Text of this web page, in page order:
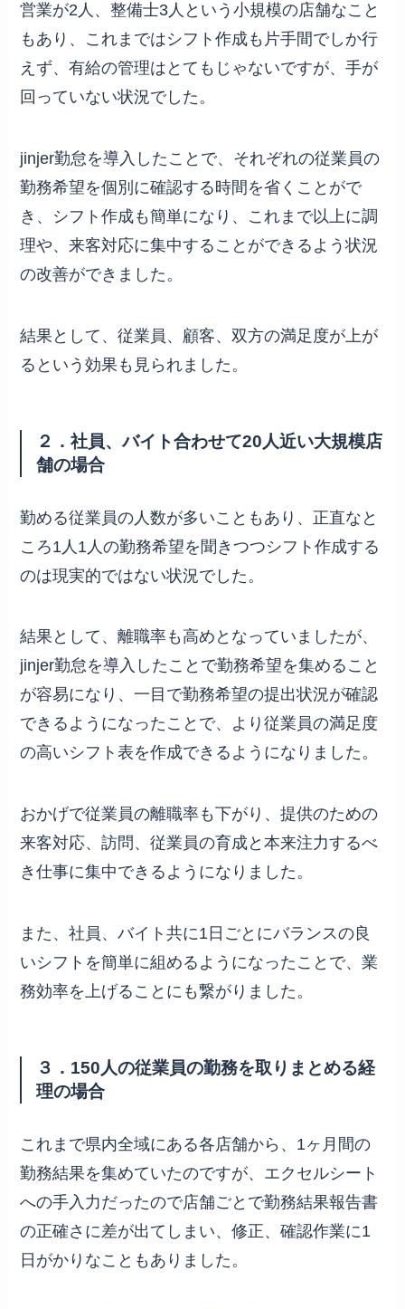
営業が2人、整備士3人という小規模の店舗なこと
もあり、これまではシフト作成も片手間でしか行
えず、有給の管理はとてもじゃないですが、手が
回っていない状況でした。
jinjer勤怠を導入したことで、それぞれの従業員の
勤務希望を個別に確認する時間を省くことがで
き、シフト作成も簡単になり、これまで以上に調
理や、来客対応に集中することができるよう状況
の改善ができました。
結果として、従業員、顧客、双方の満足度が上が
るという効果も見られました。
２．社員、バイト合わせて20人近い大規模店
舗の場合
勤める従業員の人数が多いこともあり、正直なと
ころ1人1人の勤務希望を聞きつつシフト作成する
のは現実的ではない状況でした。
結果として、離職率も高めとなっていましたが、
jinjer勤怠を導入したことで勤務希望を集めること
が容易になり、一目で勤務希望の提出状況が確認
できるようになったことで、より従業員の満足度
の高いシフト表を作成できるようになりました。
おかげで従業員の離職率も下がり、提供のための
来客対応、訪問、従業員の育成と本来注力するべ
き仕事に集中できるようになりました。
また、社員、バイト共に1日ごとにバランスの良
いシフトを簡単に組めるようになったことで、業
務効率を上げることにも繋がりました。
３．150人の従業員の勤務を取りまとめる経
理の場合
これまで県内全域にある各店舗から、1ヶ月間の
勤務結果を集めていたのですが、エクセルシート
への手入力だったので店舗ごとで勤務結果報告書
の正確さに差が出てしまい、修正、確認作業に1
日がかりなこともありました。